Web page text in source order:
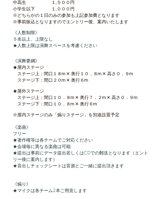
中高生 １,５００円
小学生以下 １,０００円
※どちらかの１日のみの参加も上記参加費となります
​※事前振込となりますのでエントリー後、案内いたします
《人数制限》
５名以上、上限なし
★人数上限は演舞スペースを考慮ください
《演舞要綱》
★屋内ステージ
ステージ上：間口１８m ✕ 奥行１０．８m ✕ 高さ０．９m
ステージ下：間口２０m ✕ 奥行６m
★屋外ステージ
ステージ上：間口１０．８m ✕ 奥行７．２m ✕ 高さ０．９m
ステージ下：間口１０．８m ✕ 奥行６m
※屋内ステージのみ「煽りステージ」を別途設置予定
《楽曲》
フリー
★著作権等は各チームでご対応ください
★会場毎に異なる楽曲は可能​
★提出は事前にデータ提出若しくはCDでの郵送となります（エント
リー後に案内します）
★音出しチェックシートは音源とご一緒に提出頂きます
《煽り》
★マイクは各チーム2本ご用意します